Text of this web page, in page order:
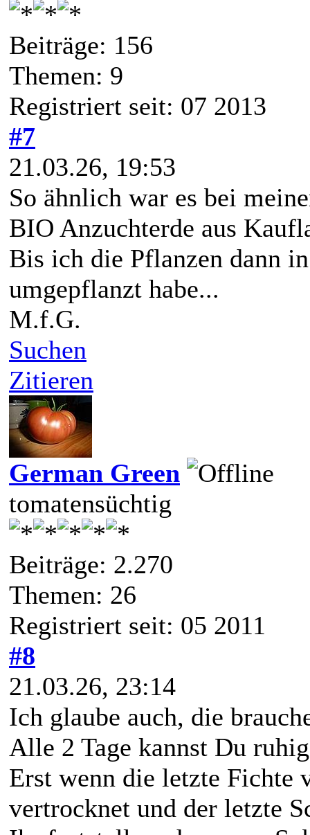
Beiträge: 156
Themen: 9
Registriert seit: 07 2013
#7
21.03.26, 19:53
So ähnlich war es bei
BIO Anzuchterde aus
Bis ich die Pflanzen dann
umgepflanzt habe...
M.f.G.
Suchen
Zitieren
German Green
tomatensüchtig
Beiträge: 2.270
Themen: 26
Registriert seit: 05 2011
#8
21.03.26, 23:14
Ich glaube auch, die
Alle 2 Tage kannst Du
Erst wenn die letzte Fichte
vertrocknet und der letzte